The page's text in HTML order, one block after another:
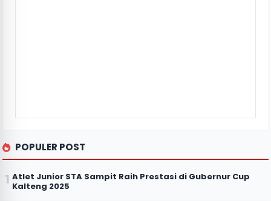
POPULER POST
Atlet Junior STA Sampit Raih Prestasi di Gubernur Cup
Kalteng 2025